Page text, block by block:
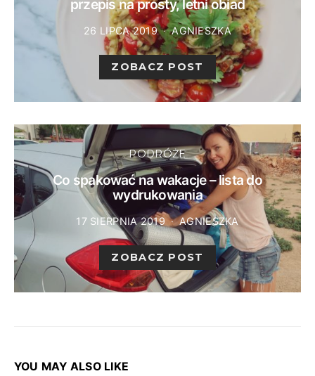
przepis na prosty, letni obiad
26 LIPCA 2019 AGNIESZKA
ZOBACZ POST
PODRÓŻE
Co spakować na wakacje – lista do
wydrukowania
17 SIERPNIA 2019 AGNIESZKA
ZOBACZ POST
YOU MAY ALSO LIKE